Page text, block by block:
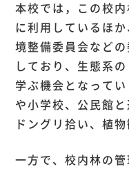
本校では，この校
に利用しているほ
境整備委員会など
しており、生態系
学ぶ機会となって
や小学校、公民館
ドングリ拾い、植
一方で、校内林の